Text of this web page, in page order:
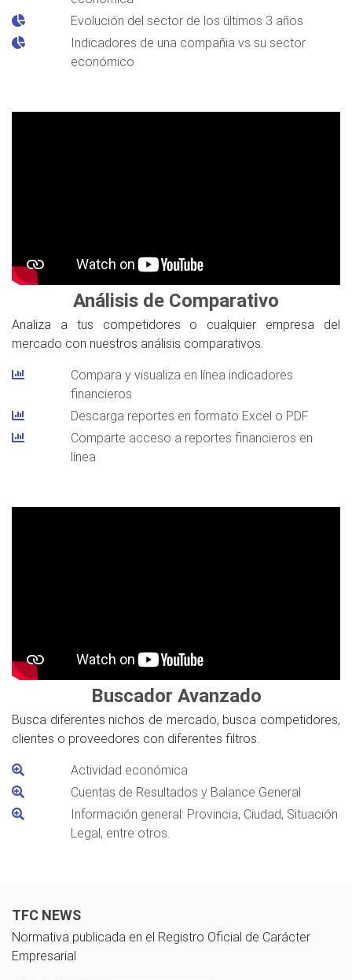
Evolución del sector de los últimos 3 años
Indicadores de una compañia vs su sector
económico
Análisis de Comparativo
Analiza a tus competidores o cualquier empresa del
mercado con nuestros análisis comparativos.
Compara y visualiza en línea indicadores
financieros
Descarga reportes en formato Excel o PDF
Comparte acceso a reportes financieros en
línea
Buscador Avanzado
Busca diferentes nichos de mercado, busca competidores,
clientes o proveedores con diferentes filtros.
Actividad económica
Cuentas de Resultados y Balance General
Información general: Provincia, Ciudad, Situación
Legal, entre otros.
TFC NEWS
Normativa publicada en el Registro Oficial de Carácter
Empresarial